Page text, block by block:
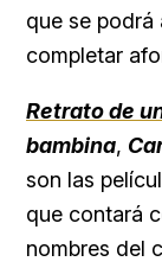
que se podrá
completar
Retrato de
bambina,
son las
que contará
nombres del